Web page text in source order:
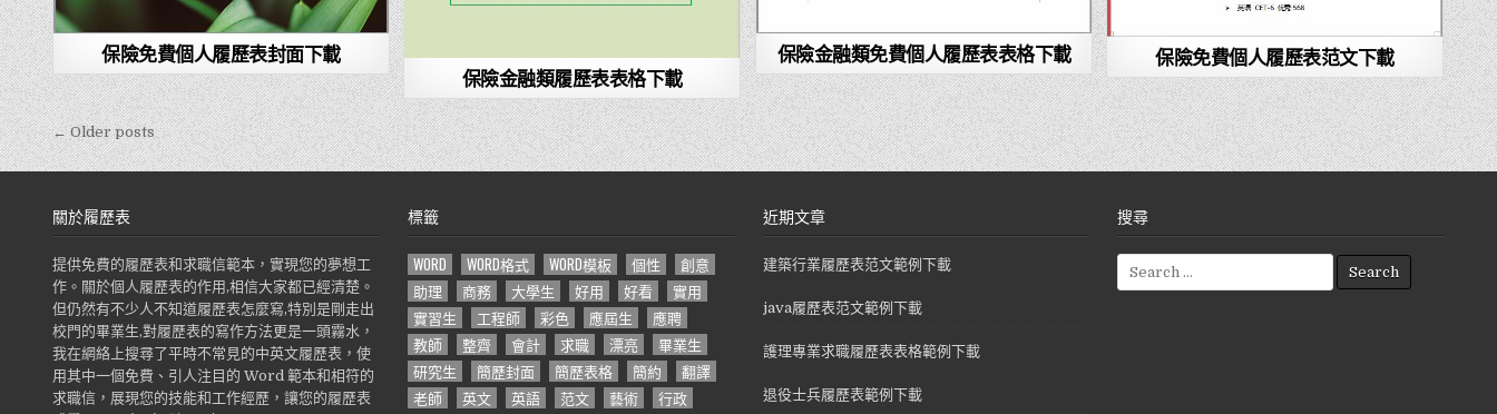
保險免費個人履歷表封面下載 保險金融類免費個人履歷表表格下載 保險免費個人履歷表范文下載
保險金融類履歷表表格下載
文
導
覽
← Older posts
關於履歷表
提供免費的履歷表和求職信範本，實現您的夢想工
作。關於個人履歷表的作用,相信大家都已經清楚。
但仍然有不少人不知道履歷表怎麼寫,特別是剛走出
校門的畢業生,對履歷表的寫作方法更是一頭霧水，
我在網絡上搜尋了平時不常見的中英文履歷表，使
用其中一個免費、引人注目的 Word 範本和相符的
求職信，展現您的技能和工作經歷，讓您的履歷表
標籤
WORD WORD格式 WORD模板 個性
創意
助理
商務 大學生 好用 好看
實用
實習生
工程師 彩色 應屆生
應聘
教師
整齊 會計 求職 漂亮
畢業生
研究生
簡歷封面 簡歷表格 簡約
翻譯
老師
英文 英語 范文 藝術
行政
近期文章
建築行業履歷表范文範例下載
java履歷表范文範例下載
護理專業求職履歷表表格範例下載
退役士兵履歷表範例下載
搜尋
e